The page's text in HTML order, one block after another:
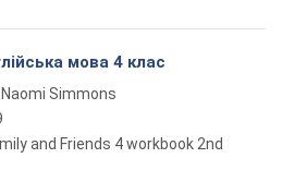
мова 4 клас
Naomi Simmons
and Friends 4 workbook 2nd